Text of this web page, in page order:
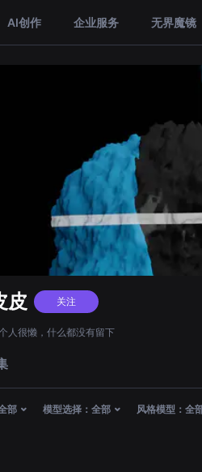
AI创作 企业服务 无界魔镜
皮 关注
人很懒，什么都没有留下
部 模型选择： 全部 风格模型： 全